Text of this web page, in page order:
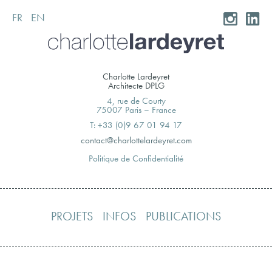
Skip
to
FR EN
Charlotte Lardeyret
Architecte DPLG
4, rue de Courty
75007 Paris – France
T: +33 (0)9 67 01 94 17
moc.teryedralettolrahc@tcatnoc
Politique de Confidentialité
PROJETS INFOS PUBLICATIONS